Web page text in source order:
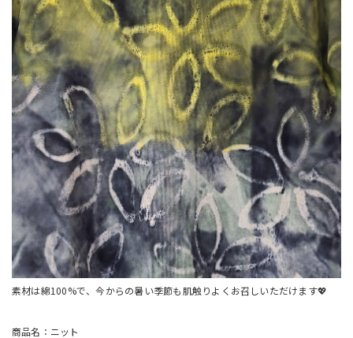
素材は綿100%で、今からの暑い季節も肌触りよくお召しいただけます💖
商品名：ニット